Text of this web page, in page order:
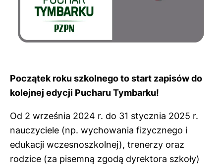
Początek roku szkolnego to start zapisów do
kolejnej edycji Pucharu Tymbarku!
Od 2 września 2024 r. do 31 stycznia 2025 r.
nauczyciele (np. wychowania fizycznego i
edukacji wczesnoszkolnej), trenerzy oraz
rodzice (za pisemną zgodą dyrektora szkoły)